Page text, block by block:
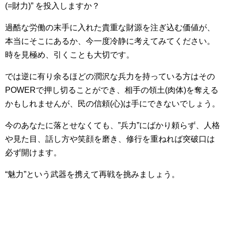
(=財力)” を投入しますか？
過酷な労働の末手に入れた貴重な財源を注ぎ込む価値が、
本当にそこにあるか、今一度冷静に考えてみてください。
時を見極め、引くことも大切です。
では逆に有り余るほどの潤沢な兵力を持っている方はその
POWERで押し切ることができ、相手の領土(肉体)を奪える
かもしれませんが、民の信頼(心)は手にできないでしょう。
今のあなたに落とせなくても、”兵力”にばかり頼らず、人格
や見た目、話し方や笑顔を磨き、修行を重ねれば突破口は
必ず開けます。
“魅力”という武器を携えて再戦を挑みましょう。